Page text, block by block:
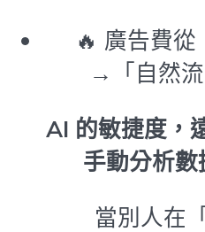
🔥 廣告費從
→「自然流
AI 的敏捷度，
手動分析數
當別人在